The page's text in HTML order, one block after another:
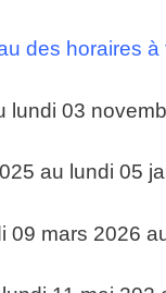
des horaires à
lundi 03
au lundi 05
09 mars 2026